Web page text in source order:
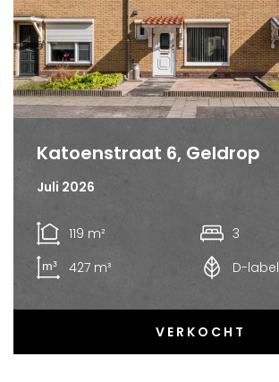
Katoenstraat 6, Geldrop
Juli 2026
119 m²
3
427 m³
D-label
VERKOCHT